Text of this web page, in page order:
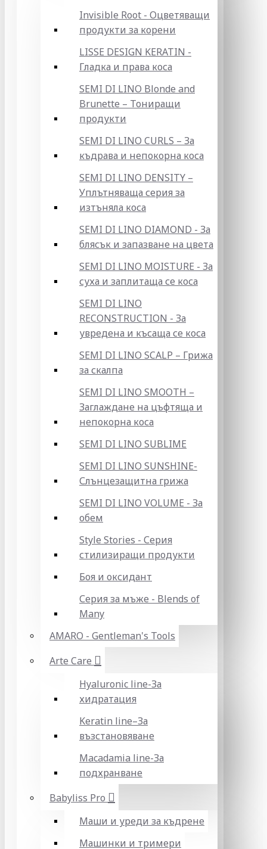
Invisible Root - Оцветяващи
продукти за корени
LISSE DESIGN KERATIN -
Гладка и права коса
SEMI DI LINO Blonde and
Brunette – Тониращи
продукти
SEMI DI LINO CURLS – За
къдрава и непокорна коса
SEMI DI LINO DENSITY –
Уплътняваща серия за
изтъняла коса
SEMI DI LINO DIAMOND - За
блясък и запазване на цвета
SEMI DI LINO MOISTURE - За
суха и заплитаща се коса
SEMI DI LINO
RECONSTRUCTION - За
увредена и късаща се коса
SEMI DI LINO SCALP – Грижа
за скалпа
SEMI DI LINO SMOOTH –
Заглаждане на цъфтяща и
непокорна коса
SEMI DI LINO SUBLIME
SEMI DI LINO SUNSHINE-
Слънцезащитна грижа
SEMI DI LINO VOLUME - За
обем
Style Stories - Серия
стилизиращи продукти
Боя и оксидант
Серия за мъже - Blends of
Many
AMARO - Gentleman's Tools
Arte Care
Hyaluronic line-За
хидратация
Keratin line–За
възстановяване
Macadamia line-За
подхранване
Babyliss Pro
Маши и уреди за къдрене
Машинки и тримери